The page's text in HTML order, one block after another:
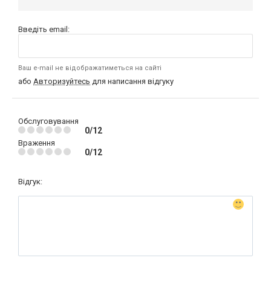
Введіть email:
Ваш e-mail не відображатиметься на сайті
або Авторизуйтесь для написання відгуку
Обслуговування
0/12
Враження
0/12
Відгук: